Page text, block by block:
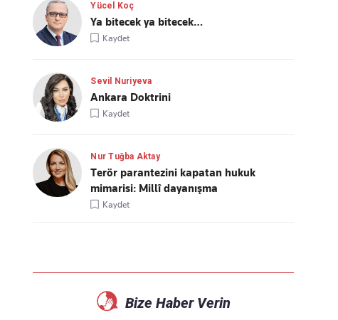
Yücel Koç
Ya bitecek ya bitecek…
Kaydet
Sevil Nuriyeva
Ankara Doktrini
Kaydet
Nur Tuğba Aktay
Terör parantezini kapatan hukuk
mimarisi: Millî dayanışma
Kaydet
Bize Haber Verin